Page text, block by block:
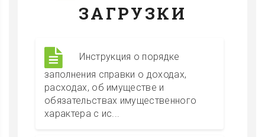
ЗАГРУЗКИ
Инструкция о порядке
заполнения справки о доходах,
расходах, об имуществе и
обязательствах имущественного
характера с ис...